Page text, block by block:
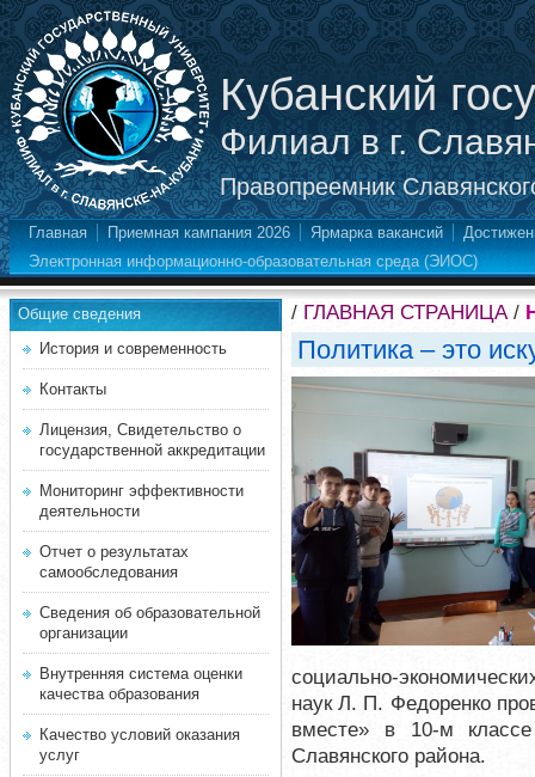
Кубанский
Филиал в г.
Правопреемник
Главная Приемная кампания 2026 Ярмарка вакансий
Электронная информационно-образовательная среда (ЭИОС)
Общие сведения
История и современность
Контакты
Лицензия, Свидетельство о
государственной аккредитации
Мониторинг эффективности
деятельности
Отчет о результатах
самообследования
Сведения об образовательной
организации
Внутренняя система оценки
качества образования
Качество условий оказания
услуг
/ ГЛАВНАЯ СТРАНИЦА/
Политика – это
социально-
наук Л. П. Федоренко
вместе» в 10-м
Славянского района.